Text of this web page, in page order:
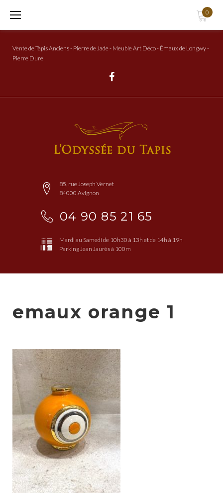
0
Vente de Tapis Anciens - Pierre de Jade - Meuble Art Déco - Émaux de Longwy -
Pierre Dure
85, rue Joseph Vernet
84000 Avignon
04 90 85 21 65
Mardi au Samedi de 10h30 à 13h et de 14h à 19h
Parking Jean Jaurès à 100m
emaux orange 1